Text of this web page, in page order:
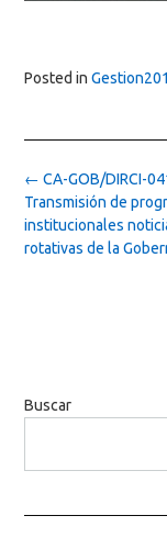
Posted in
Post
navigation
← CA-GOB/DIRCI-
Transmisión de
institucionales
rotativas de la
Buscar